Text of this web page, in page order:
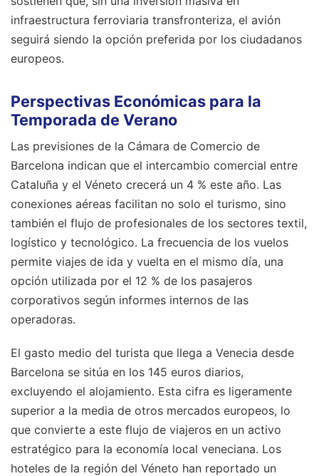
infraestructura ferroviaria transfronteriza, el avión
seguirá siendo la opción preferida por los ciudadanos
europeos.
Perspectivas Económicas para la
Temporada de Verano
Las previsiones de la Cámara de Comercio de
Barcelona indican que el intercambio comercial entre
Cataluña y el Véneto crecerá un 4 % este año. Las
conexiones aéreas facilitan no solo el turismo, sino
también el flujo de profesionales de los sectores textil,
logístico y tecnológico. La frecuencia de los vuelos
permite viajes de ida y vuelta en el mismo día, una
opción utilizada por el 12 % de los pasajeros
corporativos según informes internos de las
operadoras.
El gasto medio del turista que llega a Venecia desde
Barcelona se sitúa en los 145 euros diarios,
excluyendo el alojamiento. Esta cifra es ligeramente
superior a la media de otros mercados europeos, lo
que convierte a este flujo de viajeros en un activo
estratégico para la economía local veneciana. Los
hoteles de la región del Véneto han reportado un